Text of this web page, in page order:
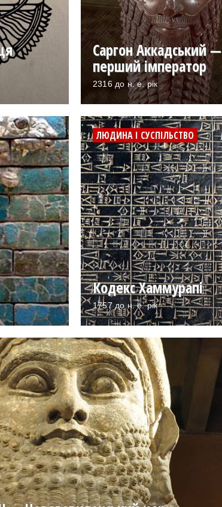
Саргон Аккадський —
перший імператор
2316 до н. е. рік
ЛЮДИНА І СУСПІЛЬСТВО
Кодекс Хаммурапі
1757 до н. е. рік